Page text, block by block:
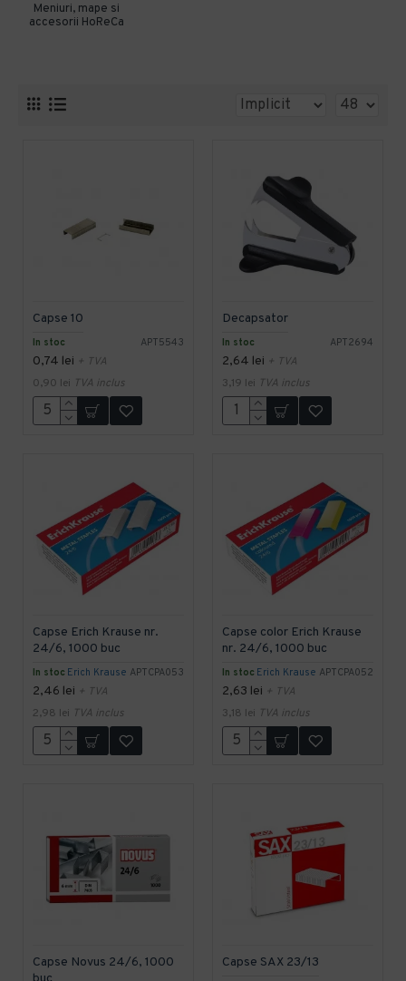
Meniuri, mape si
accesorii HoReCa
In stoc APT5543
Capse 10
0,74 lei + TVA
0,90 lei TVA inclus
In stoc APT2694
Decapsator
2,64 lei + TVA
3,19 lei TVA inclus
In stoc Erich Krause APTCPA053
Capse Erich Krause nr.
24/6, 1000 buc
2,46 lei + TVA
2,98 lei TVA inclus
In stoc Erich Krause APTCPA052
Capse color Erich Krause
nr. 24/6, 1000 buc
2,63 lei + TVA
3,18 lei TVA inclus
Capse Novus 24/6, 1000
Capse SAX 23/13